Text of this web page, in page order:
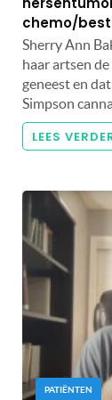
chemo/
Sherry Ann
haar artsen
geneest en
Simpson
LEES
PATIËNTEN